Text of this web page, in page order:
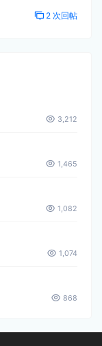
2 次回帖
3,212
1,465
1,082
1,074
868